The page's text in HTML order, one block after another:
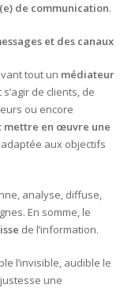
de communication.
et des canaux
tout un médiateur
s’agir de clients, de
ou encore
mettre en œuvre une
adaptée aux objectifs
analyse, diffuse,
En somme, le
de l’information.
l’invisible, audible le
une